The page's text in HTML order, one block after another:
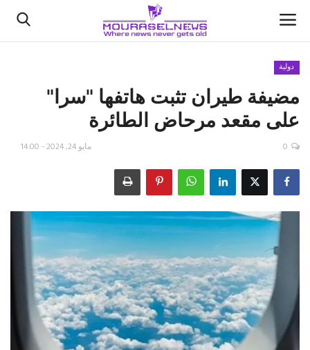
الأخبار
كتّابنا
اقتصاد
علوم وتكنولوجيا
رياضة
فيديو
حياة
دولية
مضيفة طيران تثبت هاتفها "سرا"
على مقعد مرحاض الطائرة
مايو 24, 2024 - 14:00 0